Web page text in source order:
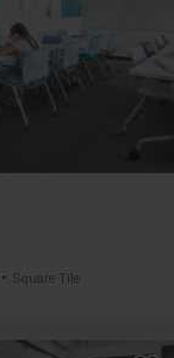
Square Tile